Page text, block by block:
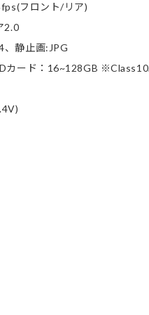
フロント/リア)
2.0
、静止画:JPG
カード：16~128GB